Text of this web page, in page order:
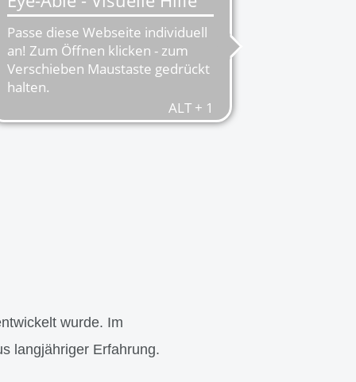
wurde. Im
langjähriger Erfahrung.